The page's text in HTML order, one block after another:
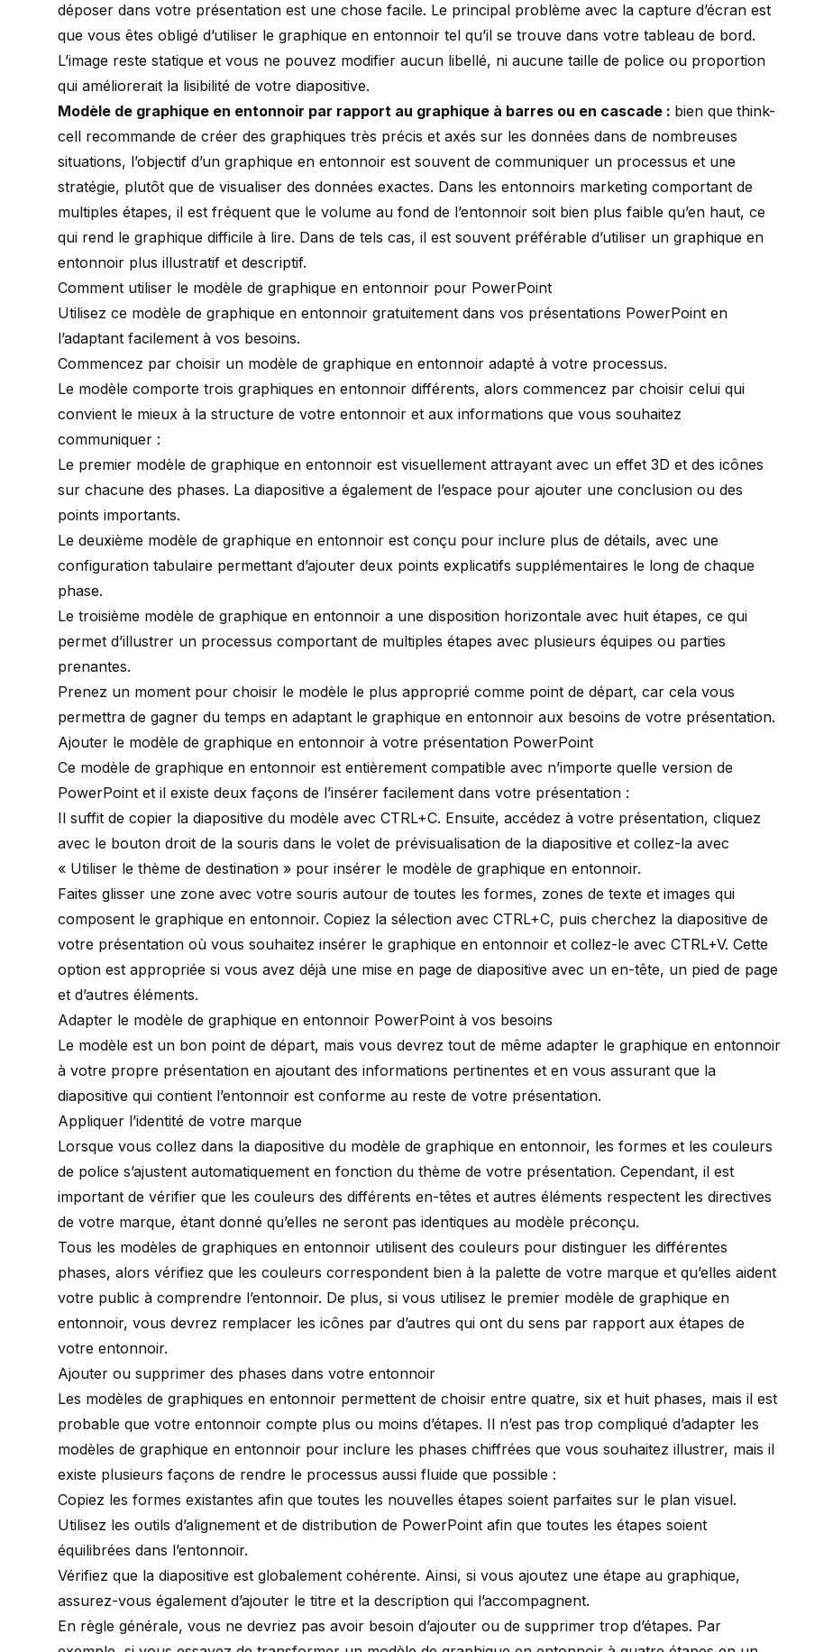
déposer dans votre présentation est une chose facile. Le principal problème avec la capture d’écran est
que vous êtes obligé d’utiliser le graphique en entonnoir tel qu’il se trouve dans votre tableau de bord.
L’image reste statique et vous ne pouvez modifier aucun libellé, ni aucune taille de police ou proportion
qui améliorerait la lisibilité de votre diapositive.
Modèle de graphique en entonnoir par rapport au graphique à barres ou en cascade : bien que think-
cell recommande de créer des graphiques très précis et axés sur les données dans de nombreuses
situations, l’objectif d’un graphique en entonnoir est souvent de communiquer un processus et une
stratégie, plutôt que de visualiser des données exactes. Dans les entonnoirs marketing comportant de
multiples étapes, il est fréquent que le volume au fond de l’entonnoir soit bien plus faible qu’en haut, ce
qui rend le graphique difficile à lire. Dans de tels cas, il est souvent préférable d’utiliser un graphique en
entonnoir plus illustratif et descriptif.
Comment utiliser le modèle de graphique en entonnoir pour PowerPoint
Utilisez ce modèle de graphique en entonnoir gratuitement dans vos présentations PowerPoint en
l’adaptant facilement à vos besoins.
Commencez par choisir un modèle de graphique en entonnoir adapté à votre processus.
Le modèle comporte trois graphiques en entonnoir différents, alors commencez par choisir celui qui
convient le mieux à la structure de votre entonnoir et aux informations que vous souhaitez
communiquer :
Le premier modèle de graphique en entonnoir est visuellement attrayant avec un effet 3D et des icônes
sur chacune des phases. La diapositive a également de l’espace pour ajouter une conclusion ou des
points importants.
Le deuxième modèle de graphique en entonnoir est conçu pour inclure plus de détails, avec une
configuration tabulaire permettant d’ajouter deux points explicatifs supplémentaires le long de chaque
phase.
Le troisième modèle de graphique en entonnoir a une disposition horizontale avec huit étapes, ce qui
permet d’illustrer un processus comportant de multiples étapes avec plusieurs équipes ou parties
prenantes.
Prenez un moment pour choisir le modèle le plus approprié comme point de départ, car cela vous
permettra de gagner du temps en adaptant le graphique en entonnoir aux besoins de votre présentation.
Ajouter le modèle de graphique en entonnoir à votre présentation PowerPoint
Ce modèle de graphique en entonnoir est entièrement compatible avec n’importe quelle version de
PowerPoint et il existe deux façons de l’insérer facilement dans votre présentation :
Il suffit de copier la diapositive du modèle avec CTRL+C. Ensuite, accédez à votre présentation, cliquez
avec le bouton droit de la souris dans le volet de prévisualisation de la diapositive et collez-la avec
« Utiliser le thème de destination » pour insérer le modèle de graphique en entonnoir.
Faites glisser une zone avec votre souris autour de toutes les formes, zones de texte et images qui
composent le graphique en entonnoir. Copiez la sélection avec CTRL+C, puis cherchez la diapositive de
votre présentation où vous souhaitez insérer le graphique en entonnoir et collez-le avec CTRL+V. Cette
option est appropriée si vous avez déjà une mise en page de diapositive avec un en-tête, un pied de page
et d’autres éléments.
Adapter le modèle de graphique en entonnoir PowerPoint à vos besoins
Le modèle est un bon point de départ, mais vous devrez tout de même adapter le graphique en entonnoir
à votre propre présentation en ajoutant des informations pertinentes et en vous assurant que la
diapositive qui contient l’entonnoir est conforme au reste de votre présentation.
Appliquer l’identité de votre marque
Lorsque vous collez dans la diapositive du modèle de graphique en entonnoir, les formes et les couleurs
de police s’ajustent automatiquement en fonction du thème de votre présentation. Cependant, il est
important de vérifier que les couleurs des différents en-têtes et autres éléments respectent les directives
de votre marque, étant donné qu’elles ne seront pas identiques au modèle préconçu.
Tous les modèles de graphiques en entonnoir utilisent des couleurs pour distinguer les différentes
phases, alors vérifiez que les couleurs correspondent bien à la palette de votre marque et qu’elles aident
votre public à comprendre l’entonnoir. De plus, si vous utilisez le premier modèle de graphique en
entonnoir, vous devrez remplacer les icônes par d’autres qui ont du sens par rapport aux étapes de
votre entonnoir.
Ajouter ou supprimer des phases dans votre entonnoir
Les modèles de graphiques en entonnoir permettent de choisir entre quatre, six et huit phases, mais il est
probable que votre entonnoir compte plus ou moins d’étapes. Il n’est pas trop compliqué d’adapter les
modèles de graphique en entonnoir pour inclure les phases chiffrées que vous souhaitez illustrer, mais il
existe plusieurs façons de rendre le processus aussi fluide que possible :
Copiez les formes existantes afin que toutes les nouvelles étapes soient parfaites sur le plan visuel.
Utilisez les outils d’alignement et de distribution de PowerPoint afin que toutes les étapes soient
équilibrées dans l’entonnoir.
Vérifiez que la diapositive est globalement cohérente. Ainsi, si vous ajoutez une étape au graphique,
assurez-vous également d’ajouter le titre et la description qui l’accompagnent.
En règle générale, vous ne devriez pas avoir besoin d’ajouter ou de supprimer trop d’étapes. Par